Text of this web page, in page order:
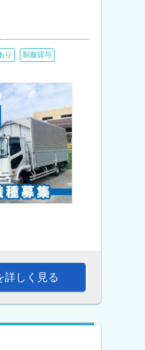
り 制服貸与
詳しく見る